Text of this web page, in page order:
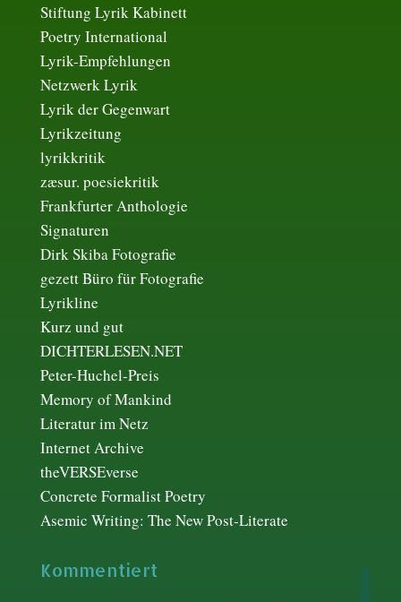
Stiftung Lyrik Kabinett
Poetry International
Lyrik-Empfehlungen
Netzwerk Lyrik
Lyrik der Gegenwart
Lyrikzeitung
lyrikkritik
zæsur. poesiekritik
Frankfurter Anthologie
Signaturen
Dirk Skiba Fotografie
gezett Büro für Fotografie
Lyrikline
Kurz und gut
DICHTERLESEN.NET
Peter-Huchel-Preis
Memory of Mankind
Literatur im Netz
Internet Archive
theVERSEverse
Concrete Formalist Poetry
Asemic Writing: The New Post-Literate
Kommentiert